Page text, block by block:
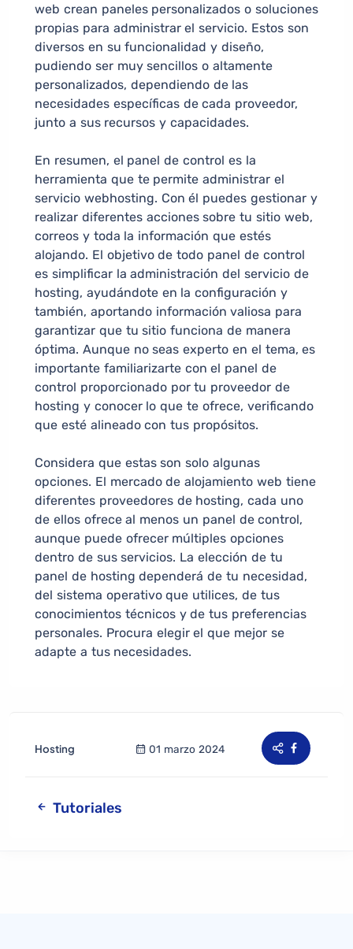
web crean paneles personalizados o soluciones
propias para administrar el servicio. Estos son
diversos en su funcionalidad y diseño,
pudiendo ser muy sencillos o altamente
personalizados, dependiendo de las
necesidades específicas de cada proveedor,
junto a sus recursos y capacidades.
En resumen, el panel de control es la
herramienta que te permite administrar el
servicio webhosting. Con él puedes gestionar y
realizar diferentes acciones sobre tu sitio web,
correos y toda la información que estés
alojando. El objetivo de todo panel de control
es simplificar la administración del servicio de
hosting, ayudándote en la configuración y
también, aportando información valiosa para
garantizar que tu sitio funciona de manera
óptima. Aunque no seas experto en el tema, es
importante familiarizarte con el panel de
control proporcionado por tu proveedor de
hosting y conocer lo que te ofrece, verificando
que esté alineado con tus propósitos.
Considera que estas son solo algunas
opciones. El mercado de alojamiento web tiene
diferentes proveedores de hosting, cada uno
de ellos ofrece al menos un panel de control,
aunque puede ofrecer múltiples opciones
dentro de sus servicios. La elección de tu
panel de hosting dependerá de tu necesidad,
del sistema operativo que utilices, de tus
conocimientos técnicos y de tus preferencias
personales. Procura elegir el que mejor se
adapte a tus necesidades.
Hosting 01 marzo 2024
Tutoriales